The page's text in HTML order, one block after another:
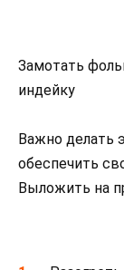
Замотать
индейку
Важно делать
обеспечить
Выложить на